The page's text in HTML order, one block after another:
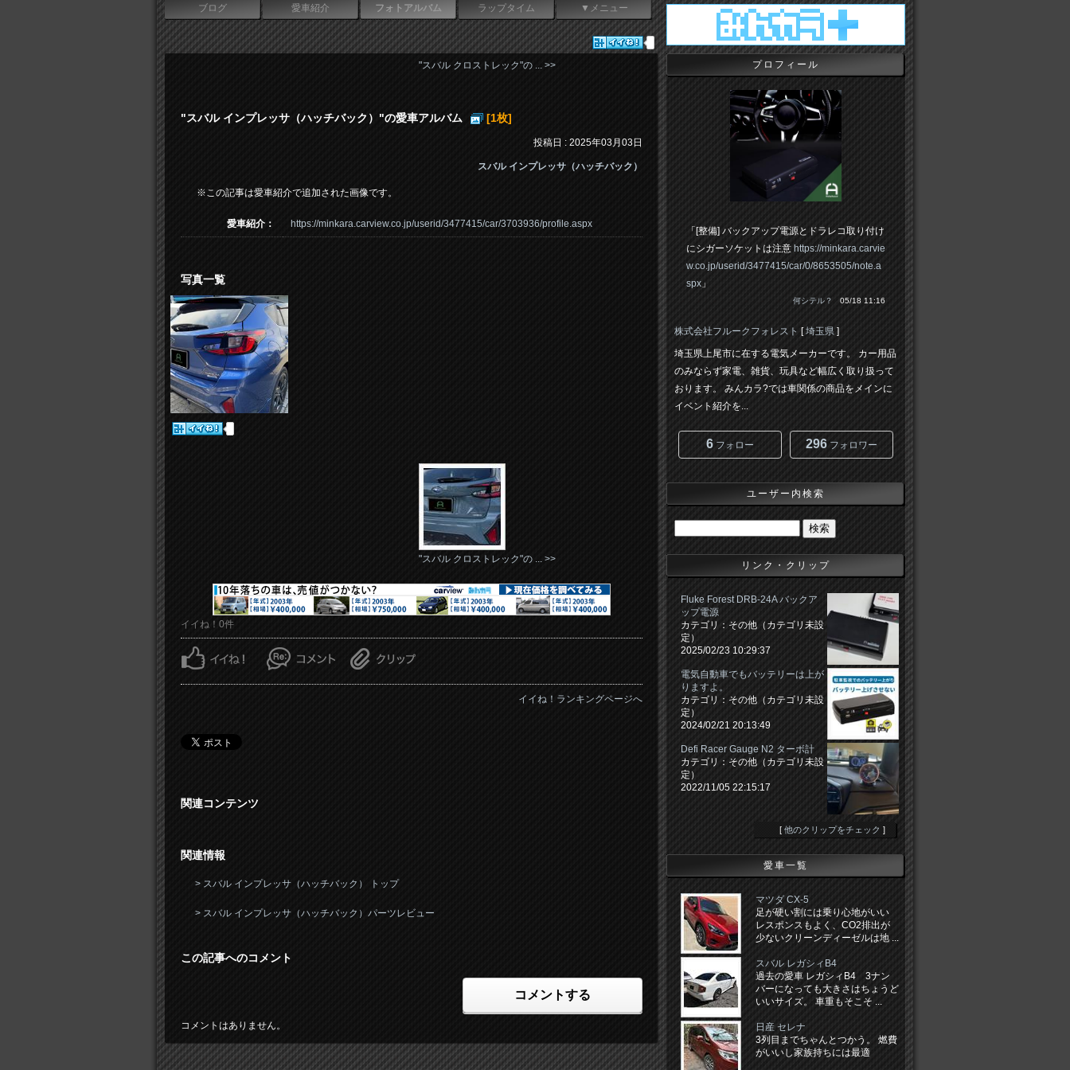
ブログ 愛車紹介 フォトアルバム ラップタイム ▼メニュー
"スバル クロストレック"の ... >>
"スバル インプレッサ（ハッチバック）"の愛車アルバム [1枚]
投稿日 : 2025年03月03日
スバル インプレッサ（ハッチバック）
※この記事は愛車紹介で追加された画像です。
愛車紹介： https://minkara.carview.co.jp/userid/3477415/car/3703936/profile.aspx
写真一覧
"スバル クロストレック"の ... >>
イイね！0件
イイね！ランキングページへ
関連コンテンツ
関連情報
> スバル インプレッサ（ハッチバック） トップ
> スバル インプレッサ（ハッチバック）パーツレビュー
この記事へのコメント
コメントする
コメントはありません。
プロフィール
「[整備] バックアップ電源とドラレコ取り付け
にシガーソケットは注意 https://minkara.carvie
w.co.jp/userid/3477415/car/0/8653505/note.a
spx 」
何シテル？ 05/18 11:16
株式会社フルークフォレスト [埼玉県 ]
埼玉県上尾市に在する電気メーカーです。 カー用品
のみならず家電、雑貨、玩具など幅広く取り扱って
おります。 みんカラ?では車関係の商品をメインに
イベント紹介を...
6 フォロー 296 フォロワー
ユーザー内検索
リンク・クリップ
Fluke Forest DRB-24A バックア
ップ電源
カテゴリ：その他（カテゴリ未設
定）
2025/02/23 10:29:37
電気自動車でもバッテリーは上が
りますよ。
カテゴリ：その他（カテゴリ未設
定）
2024/02/21 20:13:49
Defi Racer Gauge N2 ターボ計
カテゴリ：その他（カテゴリ未設
定）
2022/11/05 22:15:17
[ 他のクリップをチェック ]
愛車一覧
マツダ CX-5
足が硬い割には乗り心地がいい
レスポンスもよく、CO2排出が
少ないクリーンディーゼルは地 ...
スバル レガシィB4
過去の愛車 レガシィB4 3ナン
バーになっても大きさはちょうど
いいサイズ。 車重もそこそ ...
日産 セレナ
3列目までちゃんとつかう。 燃費
がいいし家族持ちには最適